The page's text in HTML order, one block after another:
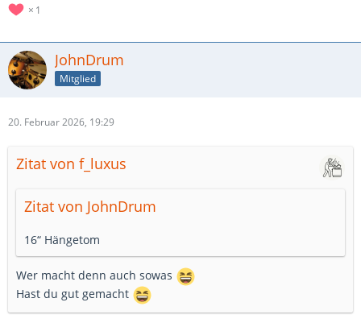
1
JohnDrum
Mitglied
20. Februar 2026, 19:29
Zitat von f_luxus
Zitat von JohnDrum
16“ Hängetom
Wer macht denn auch sowas
Hast du gut gemacht